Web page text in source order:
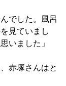
でした。風呂
見ていまし
いました」
赤塚さんはと